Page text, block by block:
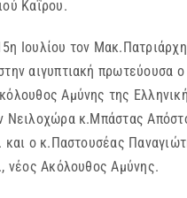
Καΐρου.
Ιουλίου τον Μακ.Πατριάρχη
αιγυπτιακή πρωτεύουσα ο
Αμύνης της
Νειλοχώρα κ.Μπάστας
ο κ.Παστουσέας
νέος Ακόλουθος Αμύνης.